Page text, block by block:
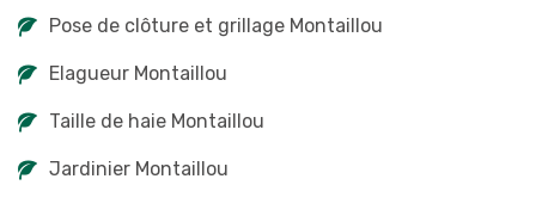
Pose de clôture et grillage Montaillou
Elagueur Montaillou
Taille de haie Montaillou
Jardinier Montaillou